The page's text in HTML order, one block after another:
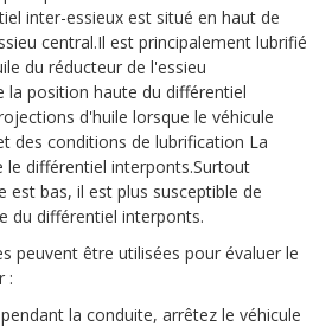
inter-essieux est situé en haut de
central.Il est principalement lubrifié
du réducteur de l'essieu
la position haute du différentiel
d'huile lorsque le véhicule
des conditions de lubrification La
le différentiel interponts.Surtout
est bas, il est plus susceptible de
du différentiel interponts.
peuvent être utilisées pour évaluer le
:
la conduite, arrêtez le véhicule